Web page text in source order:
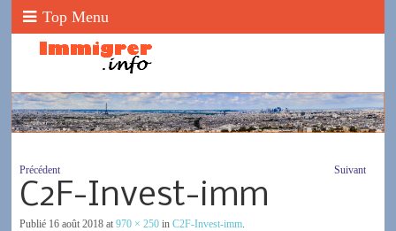
Top Menu
Précédent Suivant
C2F-Invest-imm
Publié 16 août 2018at 970 × 250in C2F-Invest-imm.